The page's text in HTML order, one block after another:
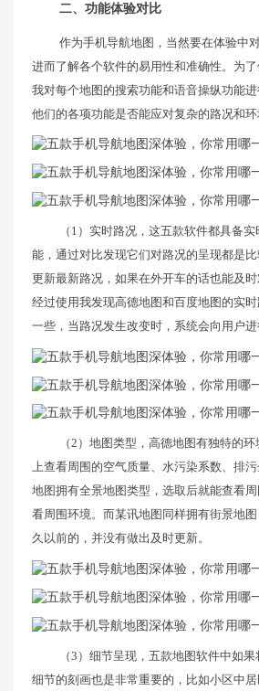
二、功能体验对比
作为手机导航地图，当然要在体验中
进而了解各个软件的易用性和准确性。为
我对每个地图的搜索功能和语音操纵功能
他们的各项功能是否能应对复杂的路况和环
（1）实时路况，这五款软件都具备
能，通过对比发现它们对路况的呈现都是
更新最新路况，如果在外开车的话也能及时
经过使用我发现高德地图和百度地图的实
一些，当路况发生改变时，系统会向用户进
（2）地图类型，高德地图有独特的
上查看周围的空气质量、水污染系数、排
地图拥有全景地图类型，选取后就能查看
看周围环境。而某讯地图同样拥有街景地
久以前的，并没有做出及时更新。
（3）细节呈现，五款地图软件中如
细节的刻画也是非常重要的，比如小区中